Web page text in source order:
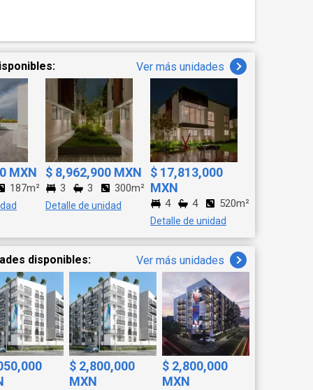
Ver más unidades
MXN
187m²
$ 8,962,900 MXN
3 3 300m²
Detalle de unidad
$ 17,813,000
MXN
4 4 520m²
Detalle de unidad
disponibles: Ver más unidades
$ 2,800,000
MXN
$ 2,800,000
MXN